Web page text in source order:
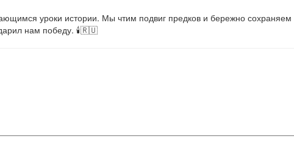
уроки истории. Мы чтим подвиг предков и бережно сохраняем
нам победу. 🕯️🇷🇺